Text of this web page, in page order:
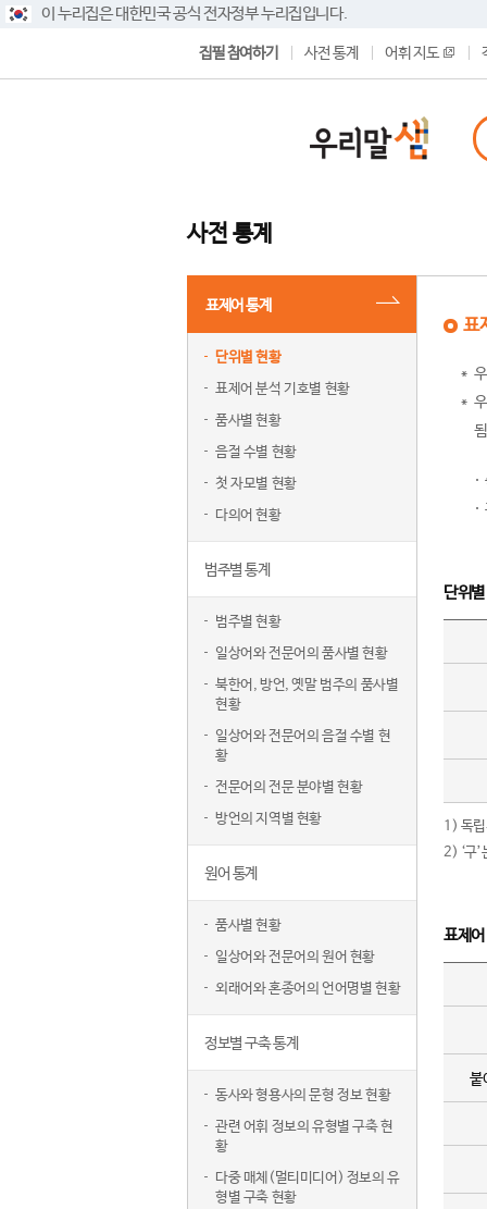
이 누리집은 대한민국 공식 전자정부 누리집입니다.
집필 참여하기 사전 통계 어휘 지도
사전 통계
표제어 통계
단위별 현황
표제어 분석 기호별 현황
품사별 현황
음절 수별 현황
첫 자모별 현황
다의어 현황
범주별 통계
범주별 현황
일상어와 전문어의 품사별 현황
북한어, 방언, 옛말 범주의 품사별
현황
일상어와 전문어의 음절 수별 현
황
전문어의 전문 분야별 현황
방언의 지역별 현황
원어 통계
품사별 현황
일상어와 전문어의 원어 현황
외래어와 혼종어의 언어명별 현황
정보별 구축 통계
동사와 형용사의 문형 정보 현황
관련 어휘 정보의 유형별 구축 현
황
다중 매체(멀티미디어) 정보의 유
형별 구축 현황
표
단위
1) 독립
2) ‘구
표제
붙